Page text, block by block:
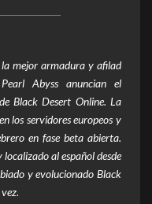
la mejor armadura y afilad
Abyss anuncian el
Black Desert Online. La
los servidores europeos y
en fase beta abierta.
al español desde
y evolucionado Black